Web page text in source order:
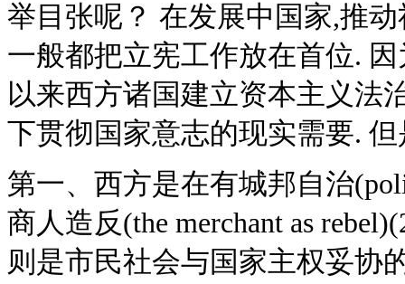
举目张呢？ 在发展中国家,推
一般都把立宪工作放在首位.
以来西方诸国建立资本主义法
下贯彻国家意志的现实需要.
第一、西方是在有城邦自治
商人造反(the merchant as
则是市民社会与国家主权妥协